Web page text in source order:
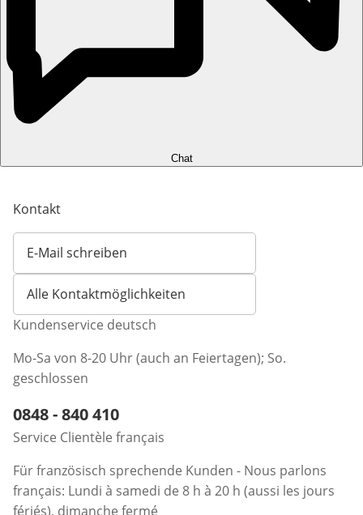
Chat
Kontakt
E-Mail schreiben
Öffnet E-Mail-Client
Alle Kontaktmöglichkeiten
Kundenservice deutsch
Mo-Sa von 8-20 Uhr (auch an Feiertagen); So.
geschlossen
Telefonnummer:
0848 - 840 410
Service Clientèle français
Für französisch sprechende Kunden - Nous parlons
français: Lundi à samedi de 8 h à 20 h (aussi les jours
fériés), dimanche fermé